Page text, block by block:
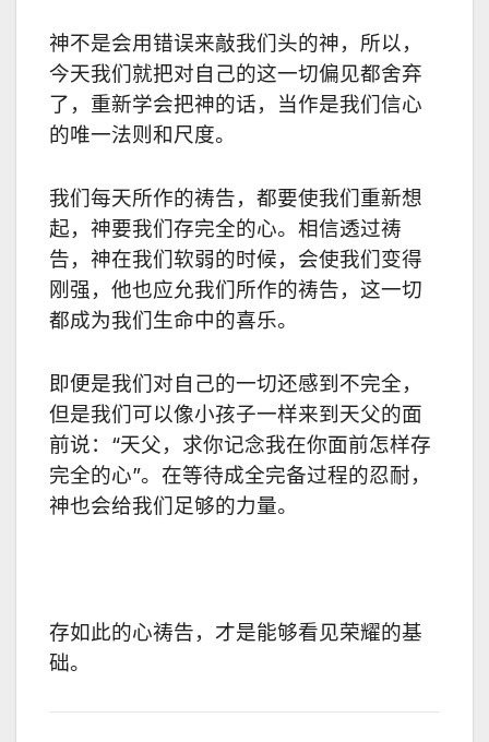
神不是会用错误来敲我们头的神，所以，
今天我们就把对自己的这一切偏见都舍弃
了，重新学会把神的话，当作是我们信心
的唯一法则和尺度。
我们每天所作的祷告，都要使我们重新想
起，神要我们存完全的心。相信透过祷
告，神在我们软弱的时候，会使我们变得
刚强，他也应允我们所作的祷告，这一切
都成为我们生命中的喜乐。
即便是我们对自己的一切还感到不完全，
但是我们可以像小孩子一样来到天父的面
前说： “天父，求你记念我在你面前怎样存
完全的心”。在等待成全完备过程的忍耐，
神也会给我们足够的力量。
存如此的心祷告，才是能够看见荣耀的基
础。